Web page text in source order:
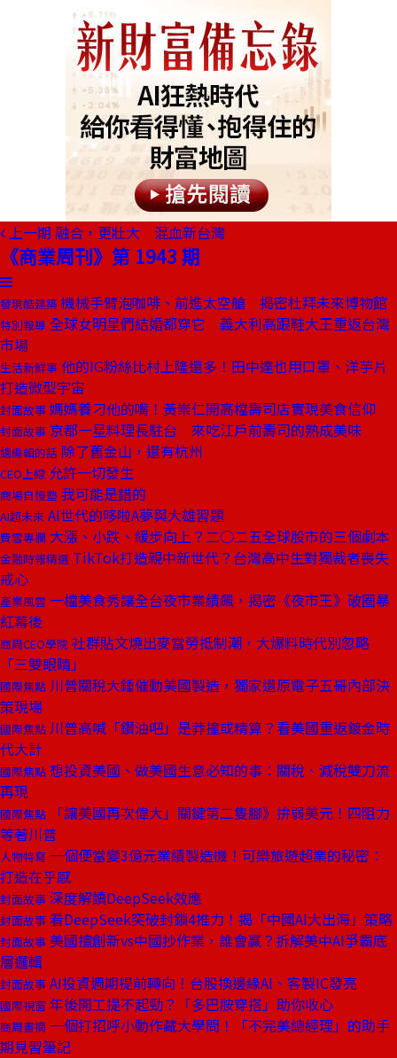
上一期 融合，更壯大 混血新台灣
《商業周刊》第 1943 期
發現酷建築 機械手臂泡咖啡、前進太空艙 揭密杜拜未來博物館
特別報導 全球女明星們結婚都穿它 義大利高跟鞋大王重返台灣
市場
生活新鮮事 他的IG粉絲比村上隆還多！田中達也用口罩、洋芋片
打造微型宇宙
封面故事 媽媽養刁他的嘴！黃崇仁開高檔壽司店實現美食信仰
封面故事 京都一星料理長駐台 來吃江戶前壽司的熟成美味
總編輯的話 除了舊金山，還有杭州
CEO上線 允許一切發生
商場自慢塾 我可能是錯的
AI超未來 AI世代的哆啦A夢與大雄習題
費雪專欄 大漲、小跌、緩步向上？二○二五全球股市的三個劇本
金融時報精選 TikTok打造親中新世代？台灣高中生對獨裁者喪失
戒心
產業風雲 一檔美食秀讓全台夜市業績飆，揭密《夜市王》破圈暴
紅幕後
商周CEO學院 社群貼文燒出麥當勞抵制潮，大爆料時代別忽略
「三雙眼睛」
國際焦點 川普關稅大錘催動美國製造，獨家還原電子五哥內部決
策現場
國際焦點 川普高喊「鑽油吧」是莽撞或精算？看美國重返鍍金時
代大計
國際焦點 想投資美國、做美國生意必知的事：關稅、減稅雙刀流
再現
國際焦點
「讓美國再次偉大」關鍵第二隻腳》拚弱美元！四阻力
等著川普
人物特寫 一個便當變3億元業績製造機！可樂旅遊超業的秘密：
打造在乎感
封面故事 深度解讀DeepSeek效應
封面故事 看DeepSeek突破封鎖4推力！揭「中國AI大出海」策略
封面故事 美國擅創新vs中國抄作業，誰會贏？拆解美中AI爭霸底
層邏輯
封面故事 AI投資週期提前轉向！台股換邊緣AI、客製IC發亮
國際視窗 年後開工提不起勁？「多巴胺穿搭」助你收心
商周書摘 一個打招呼小動作藏大學問！「不完美總經理」的助手
期見習筆記